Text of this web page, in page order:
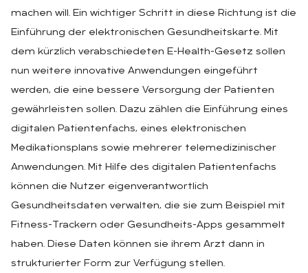
machen will. Ein wichtiger Schritt in diese Richtung ist die
Einführung der elektronischen Gesundheitskarte. Mit
dem kürzlich verabschiedeten E-Health-Gesetz sollen
nun weitere innovative Anwendungen eingeführt
werden, die eine bessere Versorgung der Patienten
gewährleisten sollen. Dazu zählen die Einführung eines
digitalen Patientenfachs, eines elektronischen
Medikationsplans sowie mehrerer telemedizinischer
Anwendungen. Mit Hilfe des digitalen Patientenfachs
können die Nutzer eigenverantwortlich
Gesundheitsdaten verwalten, die sie zum Beispiel mit
Fitness-Trackern oder Gesundheits-Apps gesammelt
haben. Diese Daten können sie ihrem Arzt dann in
strukturierter Form zur Verfügung stellen.